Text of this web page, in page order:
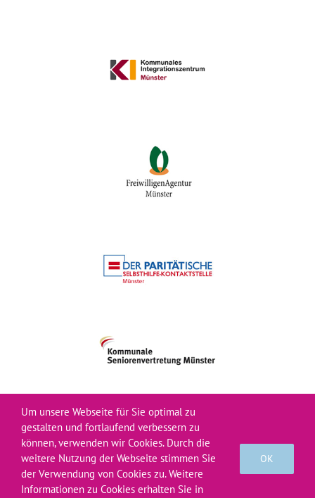
© Verein Bürgernetz 2026
Facebook
Um unsere Webseite für Sie optimal zu
gestalten und fortlaufend verbessern zu
können, verwenden wir Cookies. Durch die
weitere Nutzung der Webseite stimmen Sie
der Verwendung von Cookies zu. Weitere
Informationen zu Cookies erhalten Sie in
OK